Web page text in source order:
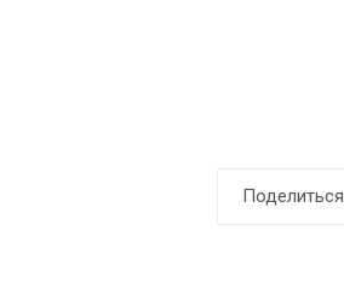
Поделиться